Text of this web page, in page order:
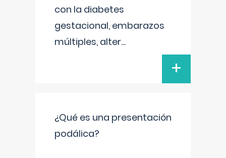
con la diabetes
gestacional, embarazos
múltiples, alter...
+
¿Qué es una presentación
podálica?